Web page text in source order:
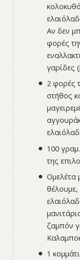
Αν δεν
φορές
γαρίδες
2 φορές
στήθος
100
της
Ομελέτα
θέλουμε,
ζαμπόν
1